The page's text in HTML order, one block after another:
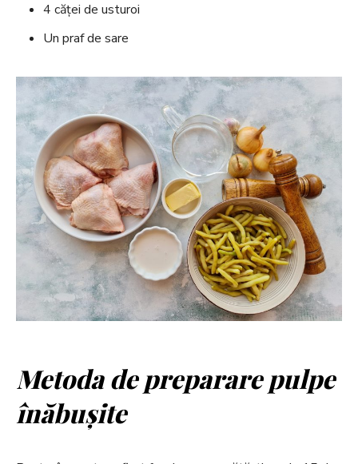
4 căței de usturoi
Un praf de sare
Metoda de preparare pulpe
înăbușite